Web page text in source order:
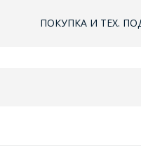
ПОКУПКА И ТЕХ.